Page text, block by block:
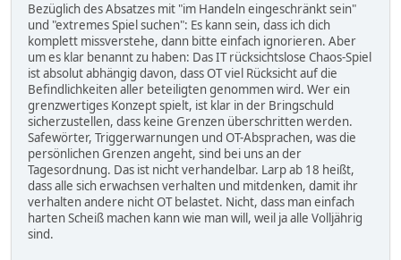
Bezüglich des Absatzes mit "im Handeln eingeschränkt sein"
und "extremes Spiel suchen": Es kann sein, dass ich dich
komplett missverstehe, dann bitte einfach ignorieren. Aber
um es klar benannt zu haben: Das IT rücksichtslose Chaos-Spiel
ist absolut abhängig davon, dass OT viel Rücksicht auf die
Befindlichkeiten aller beteiligten genommen wird. Wer ein
grenzwertiges Konzept spielt, ist klar in der Bringschuld
sicherzustellen, dass keine Grenzen überschritten werden.
Safewörter, Triggerwarnungen und OT-Absprachen, was die
persönlichen Grenzen angeht, sind bei uns an der
Tagesordnung. Das ist nicht verhandelbar. Larp ab 18 heißt,
dass alle sich erwachsen verhalten und mitdenken, damit ihr
verhalten andere nicht OT belastet. Nicht, dass man einfach
harten Scheiß machen kann wie man will, weil ja alle Volljährig
sind.